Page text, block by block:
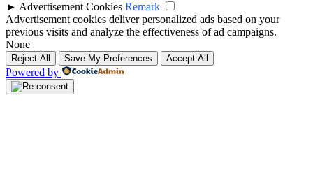
► Advertisement Cookies Remark
Advertisement cookies deliver personalized ads based on your
previous visits and analyze the effectiveness of ad campaigns.
None
Reject All Save My Preferences Accept All
Powered by